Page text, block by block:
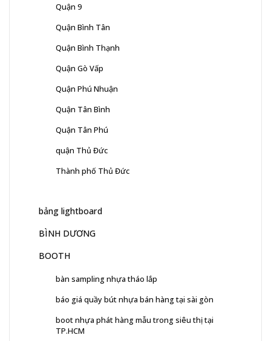
Quận 9
Quận Bình Tân
Quận Bình Thạnh
Quận Gò Vấp
Quận Phú Nhuận
Quận Tân Bình
Quận Tân Phú
quận Thủ Đức
Thành phố Thủ Đức
bảng lightboard
BÌNH DƯƠNG
BOOTH
bàn sampling nhựa tháo lắp
báo giá quầy bút nhựa bán hàng tại sài gòn
boot nhựa phát hàng mẫu trong siêu thị tại
TP.HCM